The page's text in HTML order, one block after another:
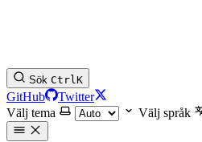
Sök CtrlK
GitHub
Twitter
Välj tema
Välj språk